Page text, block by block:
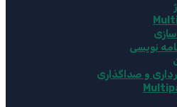
نویسی
و صداگذاری